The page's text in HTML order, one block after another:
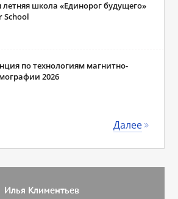
школа «Единорог будущего»
School
по технологиям магнитно-
2026
Далее
Илья Климентьев